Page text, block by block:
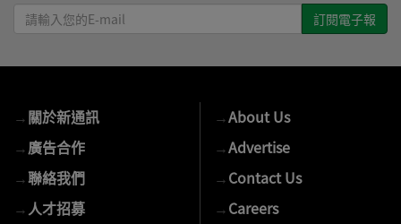
請
輸
E-
mail
→關於新通訊
→廣告合作
→聯絡我們
→ 人才招募
→About Us
→Advertise
→Contact Us
→Careers